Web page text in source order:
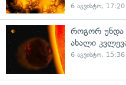
6 აგვისტო, 17:20
როგორ უნდა
ახალი
6 აგვისტო, 15:36